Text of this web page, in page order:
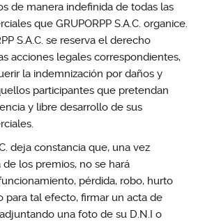
de manera indefinida de todas las
que GRUPORPP S.A.C. organice.
S.A.C. se reserva el derecho
acciones legales correspondientes,
la indemnización por daños y
participantes que pretendan
y libre desarrollo de sus
deja constancia que, una vez
los premios, no se hará
pérdida, robo, hurto
para tal efecto, firmar un acta de
una foto de su D.N.I o